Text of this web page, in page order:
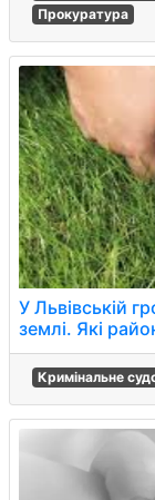
Прокуратура
У Львівській
землі. Які
Кримінальне